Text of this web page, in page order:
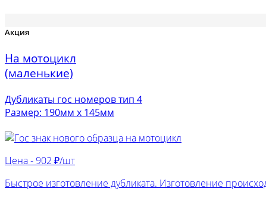
Акция
На мотоцикл
(маленькие)
Дубликаты гос номеров тип 4
Размер: 190мм х 145мм
Цена - 902 ₽/шт
Быстрое изготовление дубликата. Изготовление